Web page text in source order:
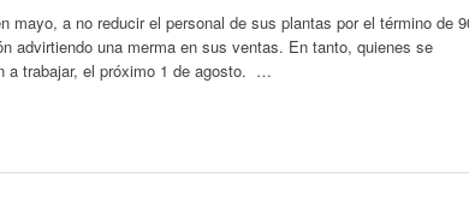
a no reducir el personal de sus plantas por el término de
advirtiendo una merma en sus ventas. En tanto, quienes se
a trabajar, el próximo 1 de agosto. …